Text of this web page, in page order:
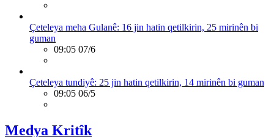
Çeteleya meha Gulanê: 16 jin hatin qetilkirin, 25 mirinên bi
guman
09:05 07/6
Çeteleya tundiyê: 25 jin hatin qetilkirin, 14 mirinên bi guman
09:05 06/5
Medya Kritîk